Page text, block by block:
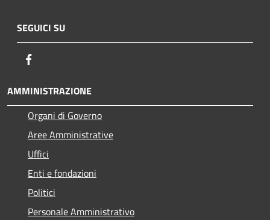
SEGUICI SU
AMMINISTRAZIONE
Organi di Governo
Aree Amministrative
Uffici
Enti e fondazioni
Politici
Personale Amministrativo